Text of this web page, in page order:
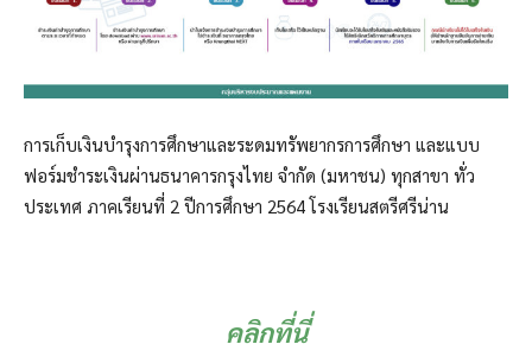
การเก็บเงินบำรุงการศึกษาและระดมทรัพยากรการศึกษา และแบบ
ฟอร์มชำระเงินผ่านธนาคารกรุงไทย จำกัด (มหาชน) ทุกสาขา ทั่ว
ประเทศ ภาคเรียนที่ 2 ปีการศึกษา 2564 โรงเรียนสตรีศรีน่าน
คลิกที่นี่